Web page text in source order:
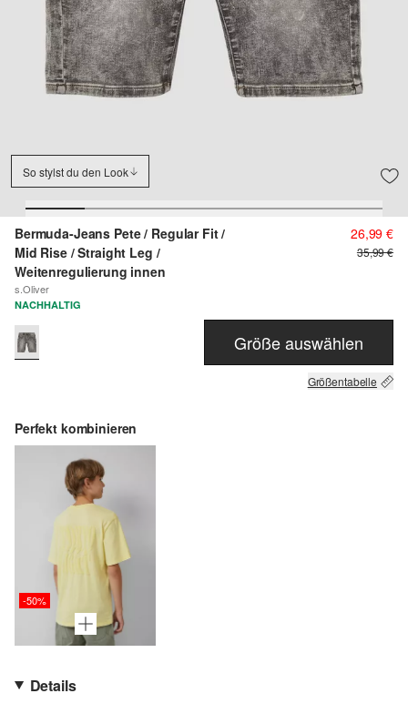
So stylst du den Look
Bermuda-Jeans Pete / Regular Fit /
Mid Rise / Straight Leg /
Weitenregulierung innen
s.Oliver
26,99 €
35,99 €
NACHHALTIG
Größe auswählen
Größentabelle
Perfekt kombinieren
-50%
Details